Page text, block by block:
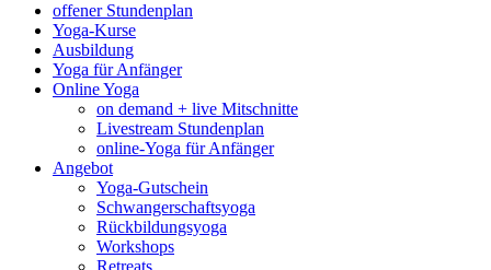
offener Stundenplan
Yoga-Kurse
Ausbildung
Yoga für Anfänger
Online Yoga
on demand + live Mitschnitte
Livestream Stundenplan
online-Yoga für Anfänger
Angebot
Yoga-Gutschein
Schwangerschaftsyoga
Rückbildungsyoga
Workshops
Retreats